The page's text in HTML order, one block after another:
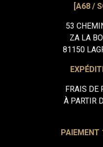
[A68 /
53
ZA LA
81150
FRAIS DE
À PARTIR
PAIEMENT